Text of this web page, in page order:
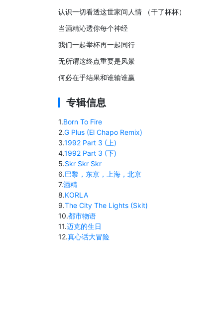
认识一切看透这世家间人情 （干了杯杯）
当酒精沁透你每个神经
我们一起举杯再一起同行
无所谓这终点重要是风景
何必在乎结果和谁输谁赢
专辑信息
1.Born To Fire
2.G Plus (El Chapo Remix)
3.1992 Part 3 (上)
4.1992 Part 3 (下)
5.Skr Skr Skr
6.巴黎，东京，上海，北京
7.酒精
8.KORLA
9.The City The Lights (Skit)
10.都市物语
11.迈克的生日
12.真心话大冒险